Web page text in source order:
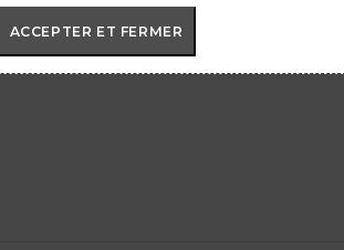
ACCEPTER ET FERMER